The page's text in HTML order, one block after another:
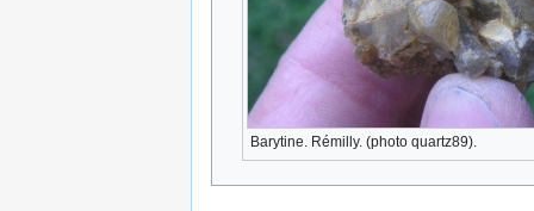
Barytine. Rémilly. (photo quartz89).